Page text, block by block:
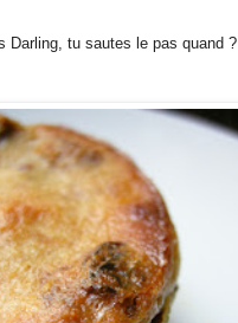
Darling, tu sautes le pas quand ?